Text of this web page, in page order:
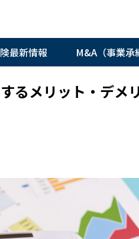
最新情報 M&A（事業承
るメリット・デメ